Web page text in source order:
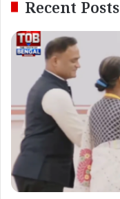
Recent Posts